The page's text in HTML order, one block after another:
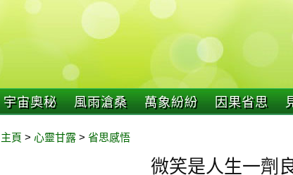
宇宙奧秘 風雨滄桑 萬象紛紛 因果省思
主頁 > 心靈甘露 > 省思感悟
微笑是人生一劑